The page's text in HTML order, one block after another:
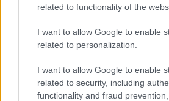
related to functionality of the
I want to allow Google to enable
related to personalization.
I want to allow Google to enable
related to security, including
functionality and fraud
Σε αυτήν την πρωτοφανή,
ιστορία της Ισπανίας,
Δικαστήριο της Μαδρίτης
παραβίασε εν γνώσει του
ανάκρισης